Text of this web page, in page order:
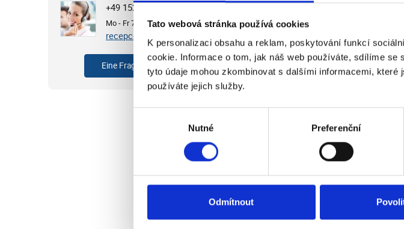
Tato webová stránka používá cookies
K personalizaci obsahu a reklam, poskytování funkcí
cookie. Informace o tom, jak náš web používáte, sdílíme
tyto údaje mohou zkombinovat s dalšími informacemi,
používáte jejich služby.
Nutné Preferenční
Odmítnout
Verzinkt
M8x24
Vorrätig > 5 Stk.
bei Ihnen zu
metrischem Gewinde zur Verbindung
von Gewindestangen. Bei der
Verbindung von Gewindestangen mit
dieser Mutter verringert sich die
Zur Verbindung von Gewindestangen
oder als Distanzelement
+49 1525 4513649
Mo - Fr 7:00 - 15:30 Uhr
recepce@cvb.cz
Eine Frage stellen